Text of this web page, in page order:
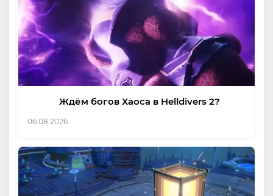
Ждём богов Хаоса в Helldivers 2?
06.08.2026